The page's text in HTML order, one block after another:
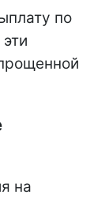
по
на